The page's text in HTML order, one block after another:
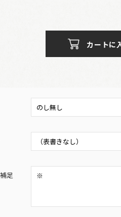
カートに
足